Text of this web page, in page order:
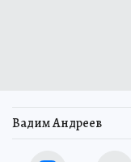
Вадим Андреев